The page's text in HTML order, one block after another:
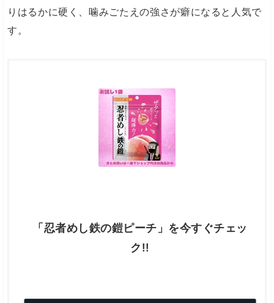
りはるかに硬く、噛みごたえの強さが癖になると人気で
す。
「忍者めし鉄の鎧ピーチ」を今すぐチェッ
ク!!